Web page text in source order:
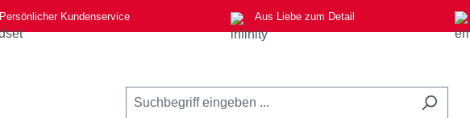
Persönlicher Kundenservice Aus Liebe zum Detail